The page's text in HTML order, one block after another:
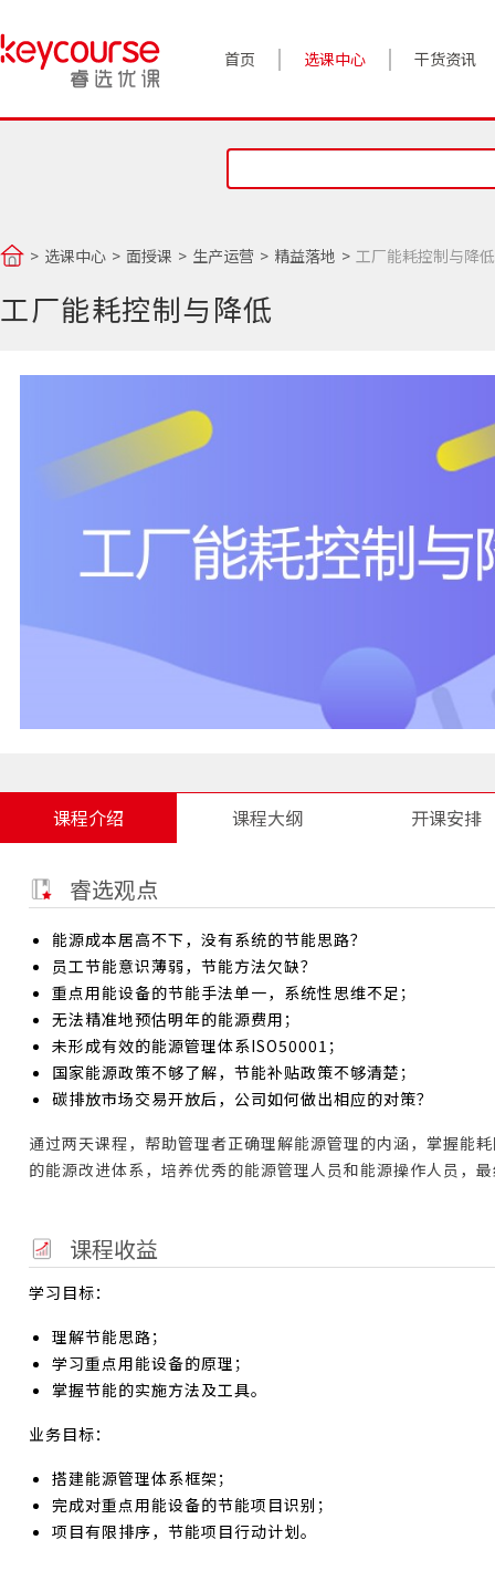
首页 选课中心 干货资讯
案例实践
对话高管
选课中心 面授课 生产运营 精益落地 工厂能耗控制与降低
工厂能耗控制与降低
课程介绍 课程大纲 开课安排
睿选观点
能源成本居高不下，没有系统的节能思路？
员工节能意识薄弱，节能方法欠缺？
重点用能设备的节能手法单一，系统性思维不足；
无法精准地预估明年的能源费用；
未形成有效的能源管理体系ISO50001；
国家能源政策不够了解，节能补贴政策不够清楚；
碳排放市场交易开放后，公司如何做出相应的对策？
通过两天课程，帮助管理者正确理解能源管理的内涵，掌握能
的能源改进体系，培养优秀的能源管理人员和能源操作人员，
课程收益
学习目标：
理解节能思路；
学习重点用能设备的原理；
掌握节能的实施方法及工具。
业务目标：
搭建能源管理体系框架；
完成对重点用能设备的节能项目识别；
项目有限排序，节能项目行动计划。